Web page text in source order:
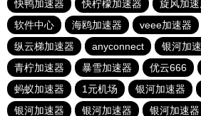
快鸭加速器
快柠檬加速器 旋风加
软件中心
海鸥加速器 veee加速器
纵云梯加速器
anyconnect 银河加
青柠加速器
暴雪加速器 优云666
蚂蚁加速器
1元机场 银河加速器
银河加速器
银河加速器 银河加速器